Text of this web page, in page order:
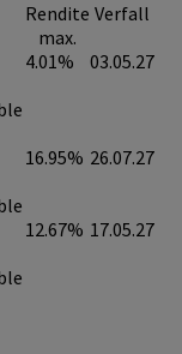
Rendite
max.
Verfall
4.01% 03.05.27
16.95% 26.07.27
12.67% 17.05.27